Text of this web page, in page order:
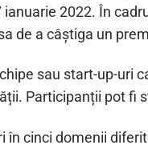
ianuarie 2022. În
de a câștiga un
sau start-up-uri
Participanții pot fi
în cinci domenii